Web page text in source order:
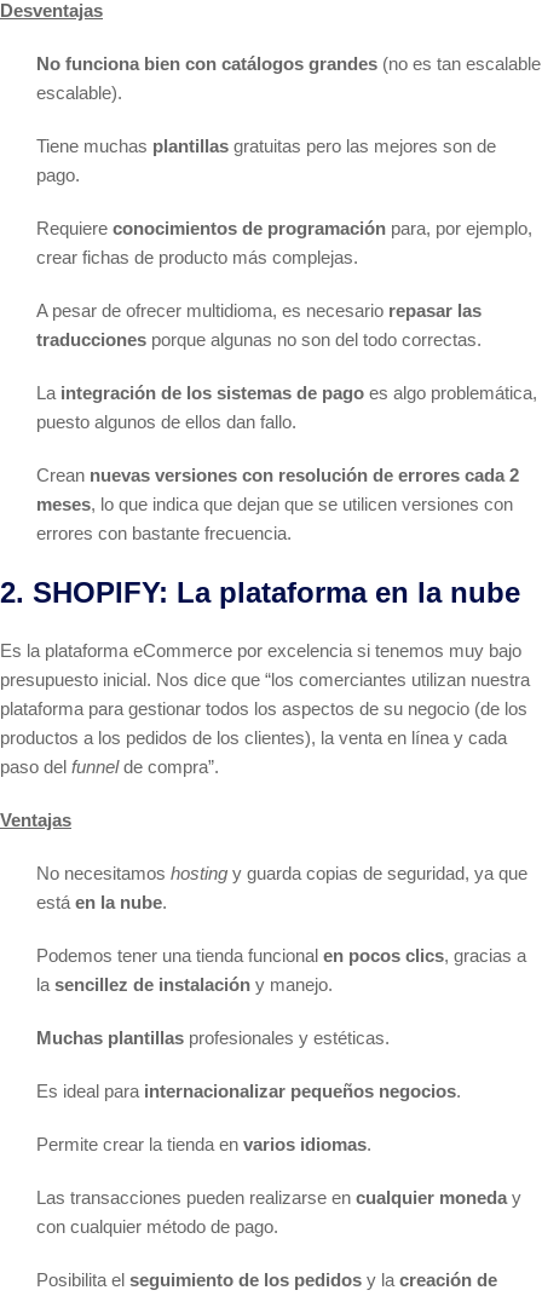
Desventajas
No funciona bien con catálogos grandes (no es tan escalable
escalable).
Tiene muchas plantillas gratuitas pero las mejores son de
pago.
Requiere conocimientos de programación para, por ejemplo,
crear fichas de producto más complejas.
A pesar de ofrecer multidioma, es necesario repasar las
traducciones porque algunas no son del todo correctas.
La integración de los sistemas de pago es algo problemática,
puesto algunos de ellos dan fallo.
Crean nuevas versiones con resolución de errores cada 2
meses, lo que indica que dejan que se utilicen versiones con
errores con bastante frecuencia.
2. SHOPIFY: La plataforma en la nube
Es la plataforma eCommerce por excelencia si tenemos muy bajo
presupuesto inicial. Nos dice que “los comerciantes utilizan nuestra
plataforma para gestionar todos los aspectos de su negocio (de los
productos a los pedidos de los clientes), la venta en línea y cada
paso del funnelde compra”.
Ventajas
No necesitamos hosting y guarda copias de seguridad, ya que
está en la nube.
Podemos tener una tienda funcional en pocos clics, gracias a
la sencillez de instalación y manejo.
Muchas plantillas profesionales y estéticas.
Es ideal para internacionalizar pequeños negocios.
Permite crear la tienda en varios idiomas.
Las transacciones pueden realizarse en cualquier moneda y
con cualquier método de pago.
Posibilita el seguimiento de los pedidos y la creación de